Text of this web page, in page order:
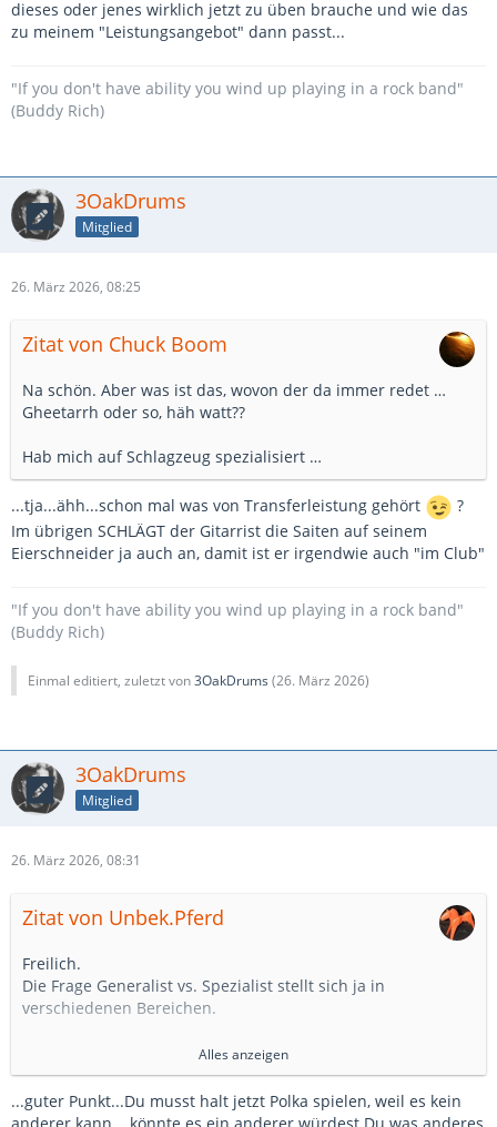
Insofern sollte man schon dringend an seinen Schwächen
arbeiten, wenn sie einen beschränken/zurückhalten.
Stärken wünschen würden.
und haben eine recht breite Bildung genossen. Später
wurde ein Beruf erlernt oder etwas studiert was sich
irgendwie mit den eigenen Talenten oder Interessen deckte.
Arbeitsweisen, Denkmuster und Gewohnheiten angeeignet
Hier ist das nicht anders. Es ist wohl aber weniger ein
dieses oder jenes wirklich jetzt zu üben brauche und wie das
zu meinem "Leistungsangebot" dann passt...
"If you don't have ability you wind up playing in a rock band"
(Buddy Rich)
3OakDrums
Mitglied
26. März 2026, 08:25
Zitat von Chuck Boom
Na schön. Aber was ist das, wovon der da immer redet …
Gheetarrh oder so, häh watt??
Hab mich auf Schlagzeug spezialisiert …
...tja...ähh...schon mal was von Transferleistung gehört
?
Im übrigen SCHLÄGT der Gitarrist die Saiten auf seinem
Eierschneider ja auch an, damit ist er irgendwie auch "im Club"
"If you don't have ability you wind up playing in a rock band"
(Buddy Rich)
Einmal editiert, zuletzt von3OakDrums (26. März 2026)
3OakDrums
Mitglied
26. März 2026, 08:31
Zitat von Unbek.Pferd
Freilich.
Die Frage Generalist vs. Spezialist stellt sich ja in
verschiedenen Bereichen.
Konkret zum Üben ist es bei mir genau so, wie er das
beschreibt. Ich hab so wenig Zeit zu üben (und müsste aber
so viel), da mach ich wirklich nur das, was mir Spaß macht.
die Jazz Challenge war es so nicht. Und die anschließende
Alles anzeigen
...guter Punkt...Du musst halt jetzt Polka spielen, weil es kein